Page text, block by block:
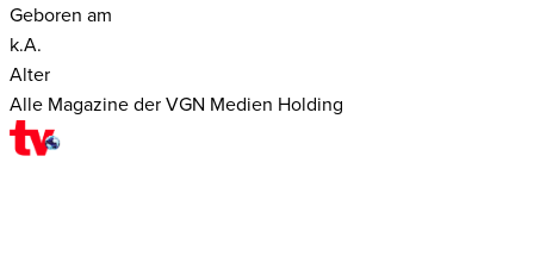
Geboren am
k.A.
Alter
Alle Magazine der VGN Medien Holding